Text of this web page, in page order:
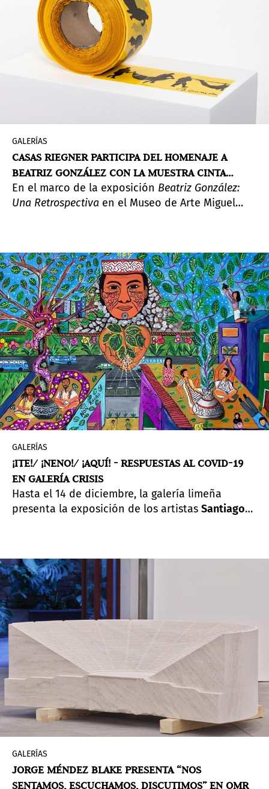
GALERÍAS
CASAS RIEGNER PARTICIPA DEL HOMENAJE A
BEATRIZ GONZÁLEZ CON LA MUESTRA CINTA
AMARILLA
En el marco de la exposición Beatriz González:
Una Retrospectiva en el Museo de Arte Miguel
GALERÍAS
¡ITE!/ ¡NENO!/ ¡AQUÍ! - RESPUESTAS AL COVID-19
EN GALERÍA CRISIS
Hasta el 14 de diciembre, la galería limeña
presenta la exposición de los artistas Santiago
artistas y pensadores indígenas sobre cómo el
Covid-19 ha impactado la vida de las
poblaciones amazónicas nativas y urbanas,
evaluando las respuestas del Estado, de la
sociedad civil y las estrategias de sobrevivencia.
GALERÍAS
JORGE MÉNDEZ BLAKE PRESENTA “NOS
SENTAMOS, ESCUCHAMOS, DISCUTIMOS” EN OMR